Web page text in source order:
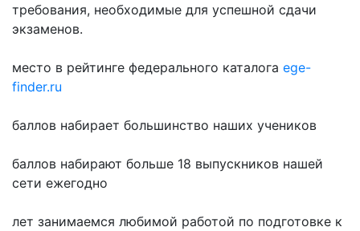
требования, необходимые для успешной сдачи
экзаменов.
место в рейтинге федерального каталога ege-
finder.ru
баллов набирает большинство наших учеников
баллов набирают больше 18 выпускников нашей
сети ежегодно
лет занимаемся любимой работой по подготовке к